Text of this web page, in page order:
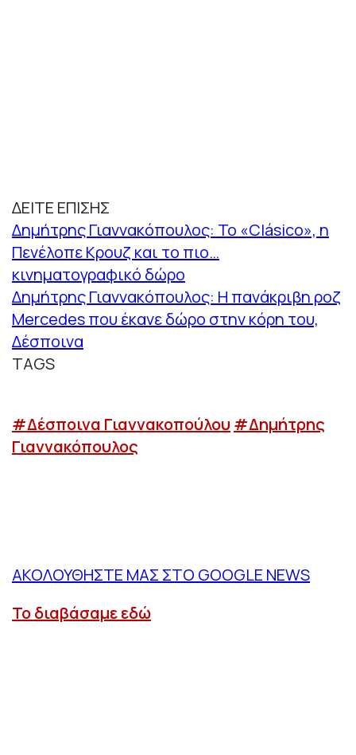
ΔΕΙΤΕ ΕΠΙΣΗΣ
Δημήτρης Γιαννακόπουλος: Το «Clásico», η
Πενέλοπε Κρουζ και το πιο…
κινηματογραφικό δώρο
Δημήτρης Γιαννακόπουλος: Η πανάκριβη ροζ
Mercedes που έκανε δώρο στην κόρη του,
Δέσποινα
TAGS
#Δέσποινα Γιαννακοπούλου #Δημήτρης
Γιαννακόπουλος
ΑΚΟΛΟΥΘΗΣΤΕ ΜΑΣ ΣΤΟ GOOGLE NEWS
Το διαβάσαμε εδώ